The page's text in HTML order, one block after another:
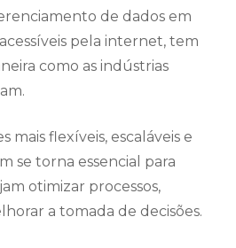
de dados em
pela internet, tem
como as indústrias
mais flexíveis, escaláveis e
se torna essencial para
otimizar processos,
a tomada de decisões.